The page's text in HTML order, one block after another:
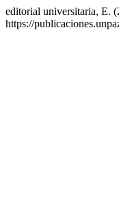
editorial universitaria, E.
https://